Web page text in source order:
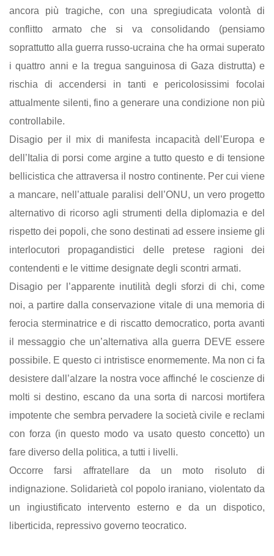
ancora più tragiche, con una spregiudicata volontà di
conflitto armato che si va consolidando (pensiamo
soprattutto alla guerra russo-ucraina che ha ormai superato
i quattro anni e la tregua sanguinosa di Gaza distrutta) e
rischia di accendersi in tanti e pericolosissimi focolai
attualmente silenti, fino a generare una condizione non più
controllabile.
Disagio per il mix di manifesta incapacità dell’Europa e
dell’Italia di porsi come argine a tutto questo e di tensione
bellicistica che attraversa il nostro continente. Per cui viene
a mancare, nell’attuale paralisi dell’ONU, un vero progetto
alternativo di ricorso agli strumenti della diplomazia e del
rispetto dei popoli, che sono destinati ad essere insieme gli
interlocutori propagandistici delle pretese ragioni dei
contendenti e le vittime designate degli scontri armati.
Disagio per l’apparente inutilità degli sforzi di chi, come
noi, a partire dalla conservazione vitale di una memoria di
ferocia sterminatrice e di riscatto democratico, porta avanti
il messaggio che un’alternativa alla guerra DEVE essere
possibile. E questo ci intristisce enormemente. Ma non ci fa
desistere dall’alzare la nostra voce affinché le coscienze di
molti si destino, escano da una sorta di narcosi mortifera
impotente che sembra pervadere la società civile e reclami
con forza (in questo modo va usato questo concetto) un
fare diverso della politica, a tutti i livelli.
Occorre farsi affratellare da un moto risoluto di
indignazione. Solidarietà col popolo iraniano, violentato da
un ingiustificato intervento esterno e da un dispotico,
liberticida, repressivo governo teocratico.